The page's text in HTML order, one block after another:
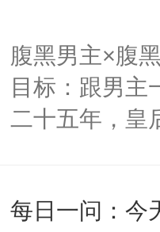
戚恩的信息，
狗滚吧。]程
已发出，但被
腹黑男主×腹
目标：跟男主
二十五年，皇
第五年，沛帝
每日一问：今